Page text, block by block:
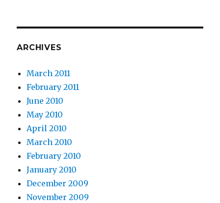
ARCHIVES
March 2011
February 2011
June 2010
May 2010
April 2010
March 2010
February 2010
January 2010
December 2009
November 2009